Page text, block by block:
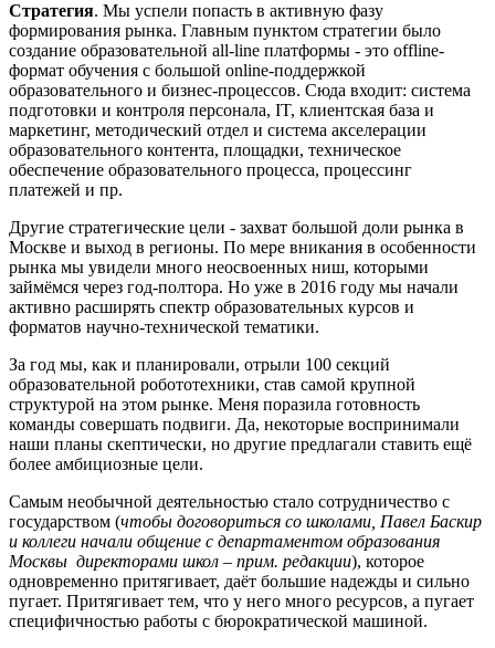
Стратегия. Мы успели попасть в активную фазу
формирования рынка. Главным пунктом стратегии было
создание образовательной all-line платформы - это offline-
формат обучения с большой online-поддержкой
образовательного и бизнес-процессов. Сюда входит: система
подготовки и контроля персонала, IT, клиентская база и
маркетинг, методический отдел и система акселерации
образовательного контента, площадки, техническое
обеспечение образовательного процесса, процессинг
платежей и пр.
Другие стратегические цели - захват большой доли рынка в
Москве и выход в регионы. По мере вникания в особенности
рынка мы увидели много неосвоенных ниш, которыми
займёмся через год-полтора. Но уже в 2016 году мы начали
активно расширять спектр образовательных курсов и
форматов научно-технической тематики.
За год мы, как и планировали, отрыли 100 секций
образовательной робототехники, став самой крупной
структурой на этом рынке. Меня поразила готовность
команды совершать подвиги. Да, некоторые воспринимали
наши планы скептически, но другие предлагали ставить ещё
более амбициозные цели.
Самым необычной деятельностью стало сотрудничество с
государством (чтобы договориться со школами, Павел Баскир
и коллеги начали общение с департаментом образования
Москвы директорами школ – прим. редакции), которое
одновременно притягивает, даёт большие надежды и сильно
пугает. Притягивает тем, что у него много ресурсов, а пугает
специфичностью работы с бюрократической машиной.